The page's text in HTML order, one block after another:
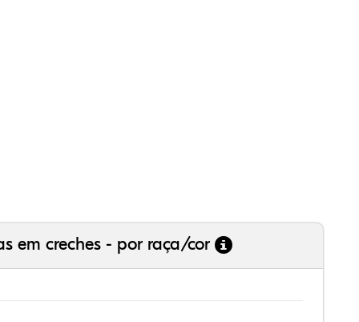
em creches - por raça/cor